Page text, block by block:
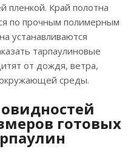
пленкой. Край полотна
по прочным полимерным
устанавливаются
тарпаулиновые
от дождя, ветра,
среды.
готовых